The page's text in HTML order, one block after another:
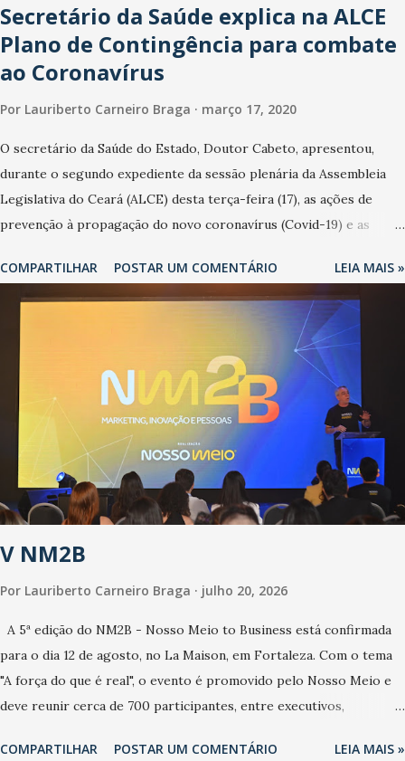
Secretário da Saúde explica na ALCE
Plano de Contingência para combate
ao Coronavírus
Por Lauriberto Carneiro Braga março 17, 2020
O secretário da Saúde do Estado, Doutor Cabeto, apresentou,
durante o segundo expediente da sessão plenária da Assembleia
Legislativa do Ceará (ALCE) desta terça-feira (17), as ações de
prevenção à propagação do novo coronavírus (Covid-19) e as
da pandemia e atendimento aos enfermos. O secretário informou
que o Estado tem desenvolvido um plano de contingência pautado
em formas de reconhecimento da população suspeita e de
cuidados com os ambientes públicos e domiciliares. “Nós não
estamos vivendo uma epidemia comum, como temos em todos os
anos, com aumento de casos de dengue, influenza ou H1N1. Trata-
se de uma epidemia com um vírus diferente, com um poder de
contaminação maior que outros coronavírus”, apontou o
secretário. Segundo ele, é uma epidemia com chance de
contaminação alta, podendo gerar um grande risco à população e
ao sistema de saúde. “Precisamos saber fazer a estratificação do
risco da doença, para não so...
COMPARTILHAR POSTAR UM COMENTÁRIO LEIA MAIS »
V NM2B
Por Lauriberto Carneiro Braga julho 20, 2026
A 5ª edição do NM2B - Nosso Meio to Business está confirmada
para o dia 12 de agosto, no La Maison, em Fortaleza. Com o tema
"A força do que é real", o evento é promovido pelo Nosso Meio e
deve reunir cerca de 700 participantes, entre executivos,
Desde 2022, o NM2B consolidou-se como um dos principais
COMPARTILHAR POSTAR UM COMENTÁRIO LEIA MAIS »